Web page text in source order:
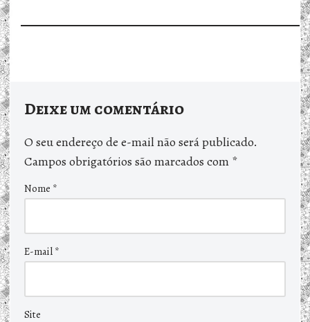
Deixe um comentário
O seu endereço de e-mail não será publicado.
Campos obrigatórios são marcados com *
Nome *
E-mail *
Site